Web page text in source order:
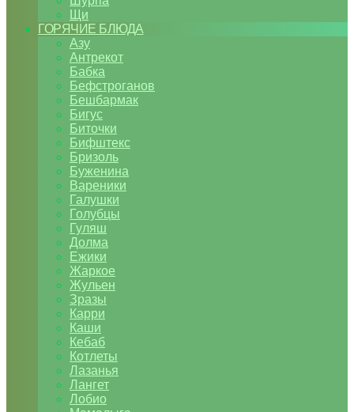
Щи
ГОРЯЧИЕ БЛЮДА
Азу
Антрекот
Бабка
Бефстроганов
Бешбармак
Бигус
Биточки
Бифштекс
Бризоль
Буженина
Вареники
Галушки
Голубцы
Гуляш
Долма
Ежики
Жаркое
Жульен
Зразы
Карри
Каши
Кебаб
Котлеты
Лазанья
Лангет
Лобио